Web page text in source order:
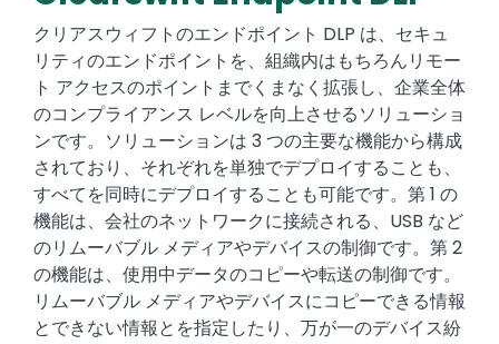
クリアスウィフトのエンドポイント DLP は、セキュ
リティのエンドポイントを、組織内はもちろんリモー
ト アクセスのポイントまでくまなく拡張し、企業全体
のコンプライアンス レベルを向上させるソリューショ
ンです。ソリューションは 3 つの主要な機能から構成
されており、それぞれを単独でデプロイすることも、
すべてを同時にデプロイすることも可能です。第 1 の
機能は、会社のネットワークに接続される、USB など
のリムーバブル メディアやデバイスの制御です。第 2
の機能は、使用中データのコピーや転送の制御です。
リムーバブル メディアやデバイスにコピーできる情報
とできない情報とを指定したり、万が一のデバイス紛